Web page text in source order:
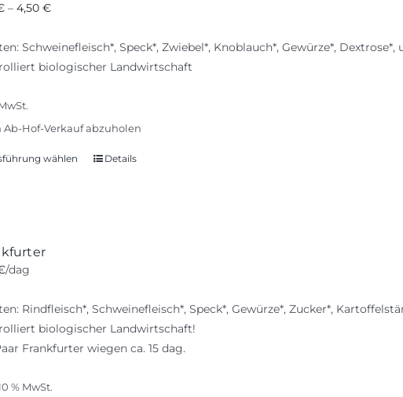
– 4,50 €
Schweinefleisch*, Speck*, Zwiebel*, Knoblauch*, Gewürze*,
biologischer Landwirtschaft
Ab-Hof-Verkauf abzuholen
wählen
Dieses
der
Details
/dag
Rindfleisch*, Schweinefleisch*, Speck*, Gewürze*, Zucker*,
biologischer Landwirtschaft!
Frankfurter wiegen ca. 15 dag.
% MwSt.